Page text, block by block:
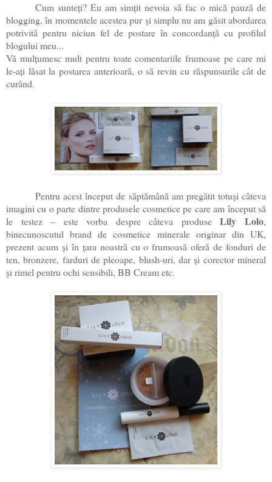
Cum sunteți? Eu am simțit nevoia să fac o mică pauză de
blogging, în momentele acestea pur și simplu nu am găsit abordarea
potrivită pentru niciun fel de postare în concordanță cu profilul
blogului meu...
Vă mulțumesc mult pentru toate comentariile frumoase pe care mi
le-ați lăsat la postarea anterioară, o să revin cu răspunsurile cât de
curând.
Pentru acest început de săptămână am pregătit totuși câteva
imagini cu o parte dintre produsele cosmetice pe care am început să
le testez – este vorba despre câteva produseLily Lolo,
binecunoscutul brand de cosmetice minerale originar din UK,
prezent acum și în țara noastră cu o frumoasă oferă de fonduri de
ten, bronzere, farduri de pleoape, blush-uri, dar și corector mineral
și rimel pentru ochi sensibili, BB Cream etc.